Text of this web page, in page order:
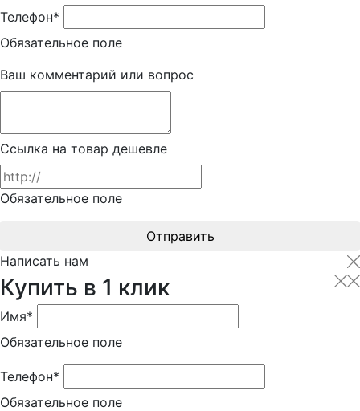
Телефон*
Обязательное поле
Ваш комментарий или вопрос
Ссылка на товар дешевле
Обязательное поле
Отправить
Написать нам
Купить в 1 клик
Имя*
Обязательное поле
Телефон*
Обязательное поле